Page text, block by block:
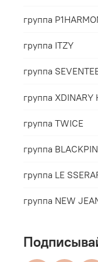
группа
группа ITZY
группа
группа XDINARY
группа TWICE
группа
группа LE
группа NEW